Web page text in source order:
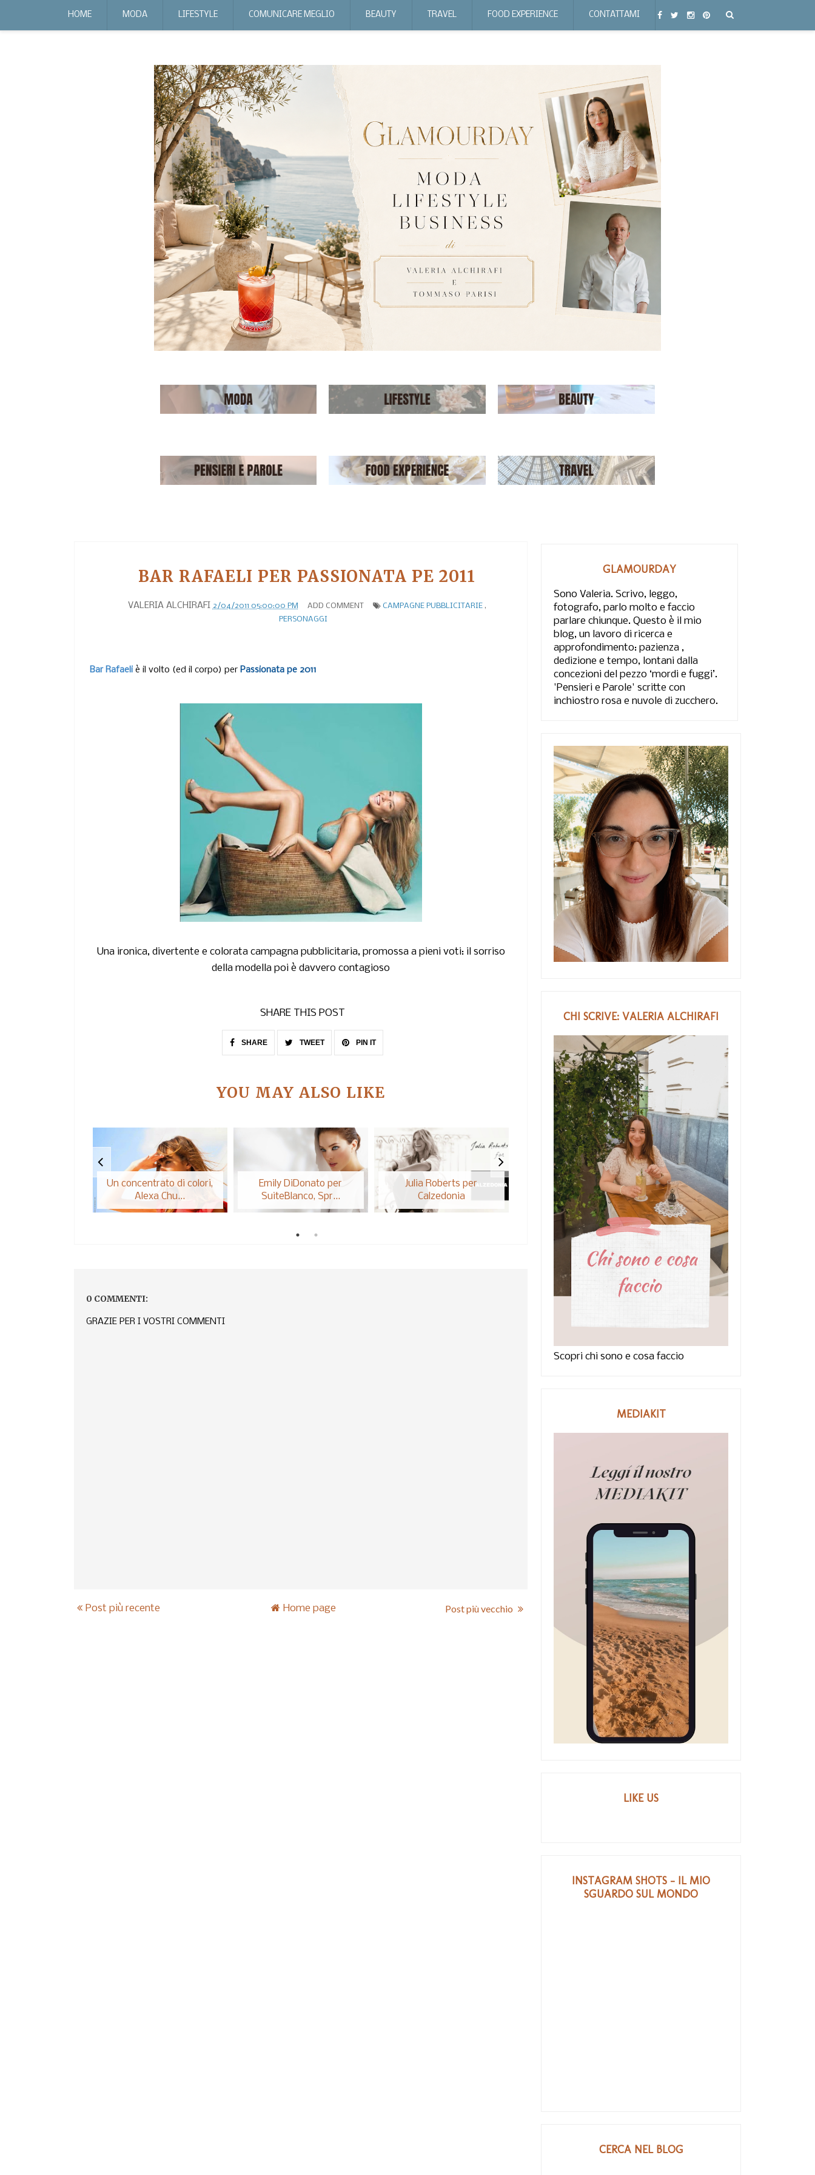
HOME MODA LIFESTYLE COMUNICARE MEGLIO BEAUTY TRAVEL FOOD EXPERIENCE CONTATTAMI
BAR RAFAELI PER PASSIONATA PE 2011
VALERIA ALCHIRAFI 2/04/2011 05:00:00 PM ADD COMMENT CAMPAGNE PUBBLICITARIE,
PERSONAGGI
Bar Rafaeli è il volto (ed il corpo) per Passionata pe 2011
Una ironica, divertente e colorata campagna pubblicitaria, promossa a pieni voti: il sorriso
della modella poi è davvero contagioso
SHARE THIS POST
SHARE TWEET PIN IT
YOU MAY ALSO LIKE
Un concentrato di colori,
Alexa Chu...
Emily DiDonato per
SuiteBlanco, Spr...
Julia Roberts per
Calzedonia
Pronovias 2015,
testimonial Emily D...
Sasha Luss come Barbie,
per il masc...
0 COMMENTI:
GRAZIE PER I VOSTRI COMMENTI
Post più recente Post più vecchio
Home page
GLAMOURDAY
Sono Valeria. Scrivo, leggo,
fotografo, parlo molto e faccio
parlare chiunque. Questo è il mio
blog, un lavoro di ricerca e
approfondimento: pazienza ,
dedizione e tempo, lontani dalla
concezioni del pezzo ‘mordi e fuggi’.
'Pensieri e Parole' scritte con
inchiostro rosa e nuvole di zucchero.
CHI SCRIVE: VALERIA ALCHIRAFI
Scopri chi sono e cosa faccio
MEDIAKIT
LIKE US
INSTAGRAM SHOTS - IL MIO
SGUARDO SUL MONDO
CERCA NEL BLOG